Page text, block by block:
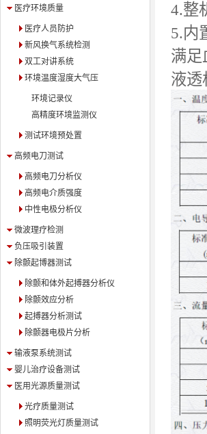
医疗环境质量
医疗人员防护
新风换气系统检测
双工对讲系统
环境温度湿度大气压
环境记录仪
高精度环境监测仪
测试环境预处置
高频电刀测试
高频电刀分析仪
高频电介质强度
中性电极分析仪
微波理疗检测
负压吸引装置
除颤起博器测试
除颤和体外起搏器分析仪
除颤效应分析
起搏器分析测试
除颤器电极片分析
输液泵系统测试
婴儿治疗设备测试
医用光源质量测试
光疗质量测试
照明荧光灯质量测试
4.整
5.内
满足
液透